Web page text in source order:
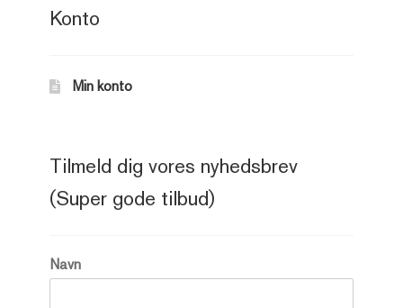
Konto
Min konto
Tilmeld dig vores nyhedsbrev
(Super gode tilbud)
Navn